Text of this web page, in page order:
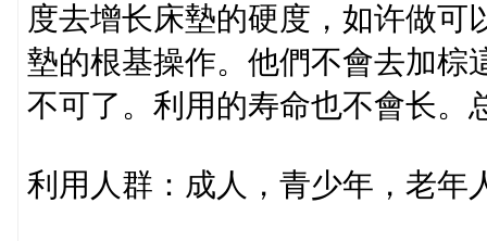
度去增长床墊的硬度，如许做可
墊的根基操作。他們不會去加棕
不可了。利用的寿命也不會长。
利用人群：成人，青少年，老年